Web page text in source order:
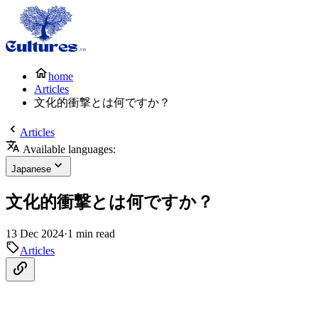
home
Articles
文化的衝撃とは何ですか？
Articles
Available languages:
Japanese
文化的衝撃とは何ですか？
13 Dec 2024·1 min read
Articles